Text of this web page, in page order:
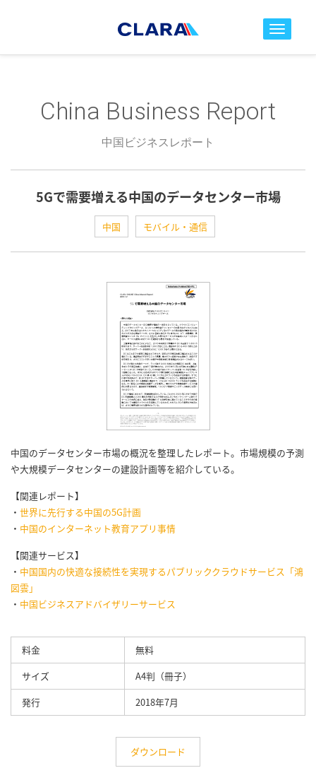
toggle
China Business Report
中国ビジネスレポート
5Gで需要増える中国のデータセンター市場
中国 モバイル・通信
中国のデータセンター市場の概況を整理したレポート。市場規模の予測
や大規模データセンターの建設計画等を紹介している。
【関連レポート】
・ 世界に先行する中国の5G計画
・ 中国のインターネット教育アプリ事情
【関連サービス】
・ 中国国内の快適な接続性を実現するパブリッククラウドサービス「鴻
図雲」
・ 中国ビジネスアドバイザリーサービス
料金
無料
サイズ
A4判（冊子）
発行
2018年7月
ダウンロード